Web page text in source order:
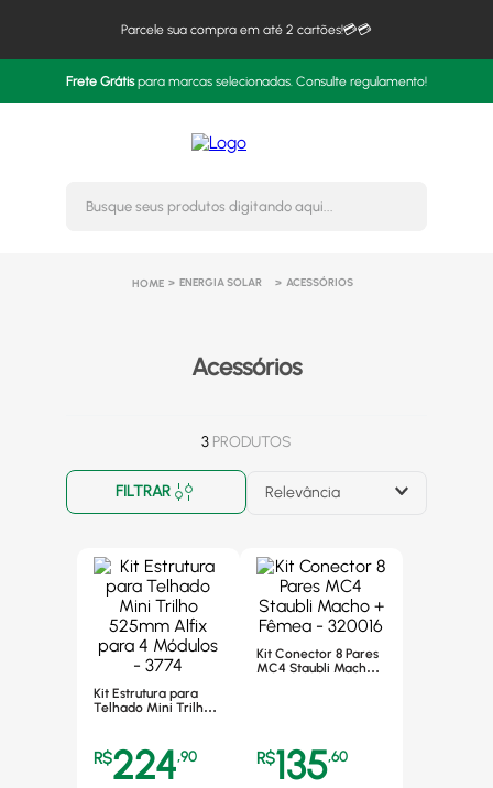
Parcele sua compra em até 2 cartões!💳💳
Frete Grátispara marcas selecionadas. Consulte regulamento!
Busque seus produtos
ENERGIA SOLAR ACESSÓRIOS
Acessórios
3 PRODUTOS
FILTRAR Relevância
Kit Estrutura para
Telhado Mini Trilho
R$224,90
Kit Conector 8 Pares
MC4 Staubli Macho +
R$135,60